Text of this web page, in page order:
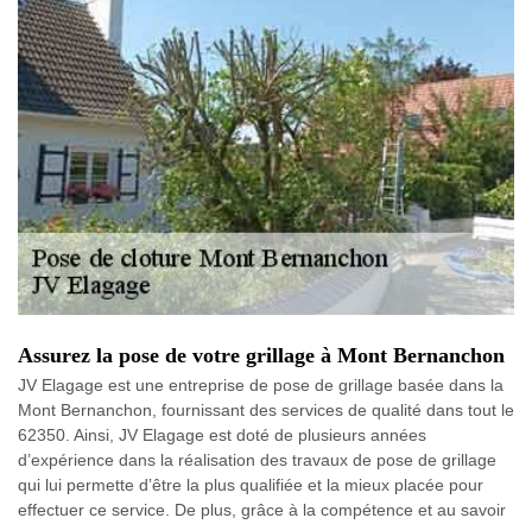
Assurez la pose de votre grillage à Mont Bernanchon
JV Elagage est une entreprise de pose de grillage basée dans la
Mont Bernanchon, fournissant des services de qualité dans tout le
62350. Ainsi, JV Elagage est doté de plusieurs années
d’expérience dans la réalisation des travaux de pose de grillage
qui lui permette d’être la plus qualifiée et la mieux placée pour
effectuer ce service. De plus, grâce à la compétence et au savoir